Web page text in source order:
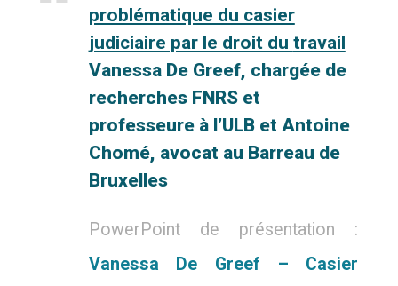
problématique du casier
judiciaire par le droit du travail
Vanessa De Greef, chargée de
recherches FNRS et
professeure à l’ULB et Antoine
Chomé, avocat au Barreau de
Bruxelles
PowerPoint de présentation :
Vanessa De Greef – Casier